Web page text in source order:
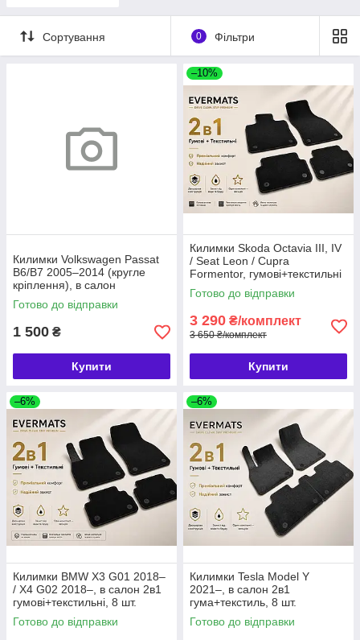
Сортування 0 Фільтри
Килимки Volkswagen Passat
B6/B7 2005–2014 (кругле
кріплення), в салон
текстильні, 4 шт., AZ AUTO
Чехія (720567)
Готово до відправки
1 500 ₴
Купити
–10%
Килимки Skoda Octavia III, IV
/ Seat Leon / Cupra
Formentor, гумові+текстильні
2в1, 8шт, EVERMATS
(PT217952)
Готово до відправки
3 290 ₴/комплект
3 650 ₴/комплект
Купити
–6%
Килимки BMW X3 G01 2018–
/ X4 G02 2018–, в салон 2в1
гумові+текстильні, 8 шт.
EVERMATS Чехія
(PT222444FL)
Готово до відправки
–6%
Килимки Tesla Model Y
2021–, в салон 2в1
гума+текстиль, 8 шт.
EVERMATS Чехія (PT223594)
Готово до відправки